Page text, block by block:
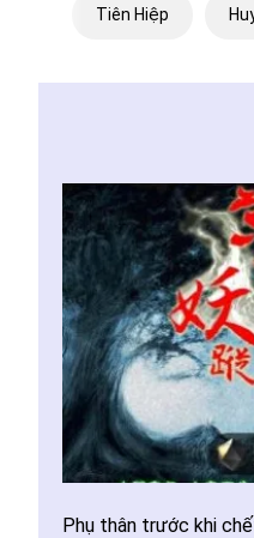
Tiên Hiệp
Phụ thân trước khi